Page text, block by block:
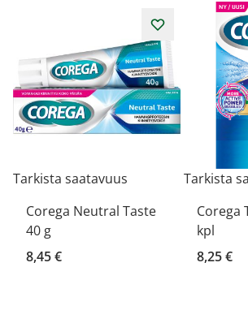
Tarkista saatavuus
Corega Neutral Taste
40 g
8,45 €
Tarkista
Corega
kpl
8,25 €